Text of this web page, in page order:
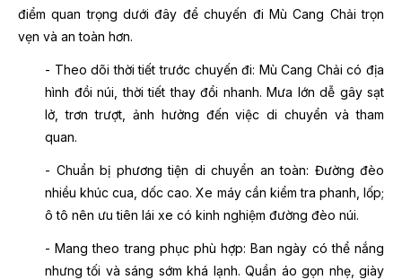
điểm quan trọng dưới đây để chuyến đi Mù Cang Chải trọn
vẹn và an toàn hơn.
- Theo dõi thời tiết trước chuyến đi: Mù Cang Chải có địa
hình đồi núi, thời tiết thay đổi nhanh. Mưa lớn dễ gây sạt
lở, trơn trượt, ảnh hưởng đến việc di chuyển và tham
quan.
- Chuẩn bị phương tiện di chuyển an toàn: Đường đèo
nhiều khúc cua, dốc cao. Xe máy cần kiểm tra phanh, lốp;
ô tô nên ưu tiên lái xe có kinh nghiệm đường đèo núi.
- Mang theo trang phục phù hợp: Ban ngày có thể nắng
nhưng tối và sáng sớm khá lạnh. Quần áo gọn nhẹ, giày